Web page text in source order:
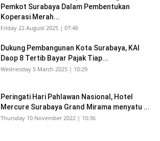
Pemkot Surabaya Dalam Pembentukan
Koperasi Merah...
Friday 22 August 2025 | 07:46
Dukung Pembangunan Kota Surabaya, KAI
Daop 8 Tertib Bayar Pajak Tiap...
Wednesday 5 March 2025 | 10:29
Peringati Hari Pahlawan Nasional, Hotel
Mercure Surabaya Grand Mirama menyatu ...
Thursday 10 November 2022 | 10:36